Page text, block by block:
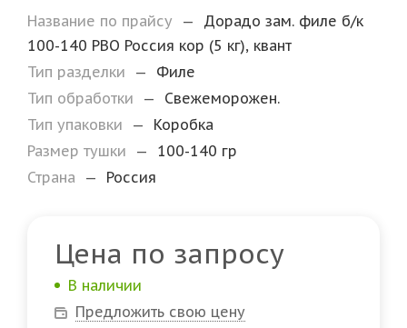
Название по прайсу —
Дорадо зам. филе б/к
100-140 PBO Россия кор (5 кг), квант
Тип разделки
—
Филе
Тип обработки
—
Свежеморожен.
Тип упаковки
—
Коробка
Размер тушки
—
100-140 гр
Страна
— Россия
Цена по запросу
В наличии
Предложить свою цену